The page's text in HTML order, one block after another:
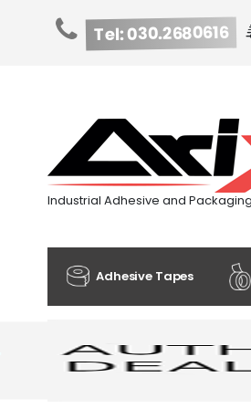
Tel: 030.2680616
Content
Industrial Adhesive and
Adhesive Tapes